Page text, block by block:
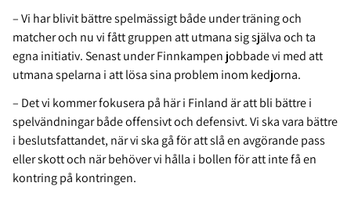
– Vi har blivit bättre spelmässigt både under träning och
matcher och nu vi fått gruppen att utmana sig själva och ta
egna initiativ. Senast under Finnkampen jobbade vi med att
utmana spelarna i att lösa sina problem inom kedjorna.
– Det vi kommer fokusera på här i Finland är att bli bättre i
spelvändningar både offensivt och defensivt. Vi ska vara bättre
i beslutsfattandet, när vi ska gå för att slå en avgörande pass
eller skott och när behöver vi hålla i bollen för att inte få en
kontring på kontringen.